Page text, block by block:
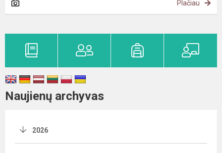
Plačiau
Naujienų archyvas
2026